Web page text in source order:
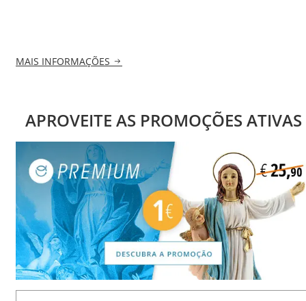
MAIS INFORMAÇÕES
APROVEITE AS PROMOÇÕES ATIVAS